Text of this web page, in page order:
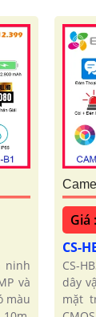
ninh
và
màu
Giá
CS-
CS-
dây
mặt